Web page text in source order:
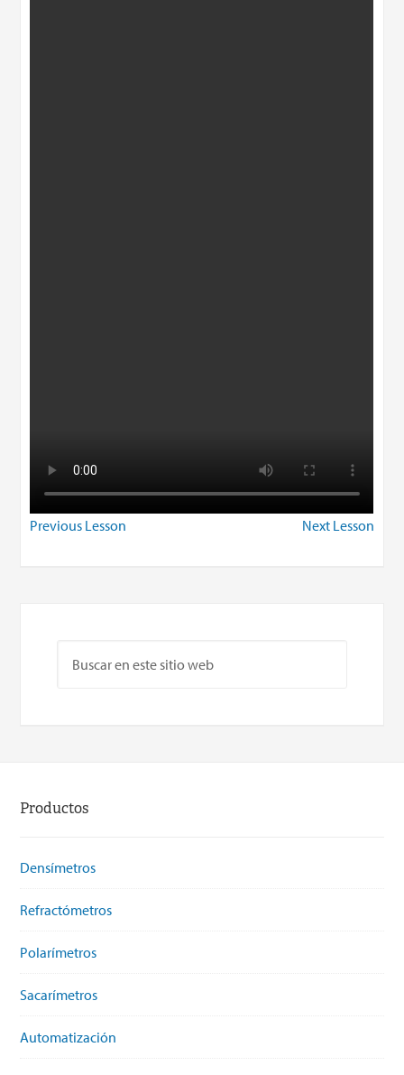
Previous Lesson Next Lesson
Productos
Densímetros
Refractómetros
Polarímetros
Sacarímetros
Automatización